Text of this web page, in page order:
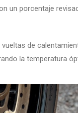
un porcentaje
de
la temperatura